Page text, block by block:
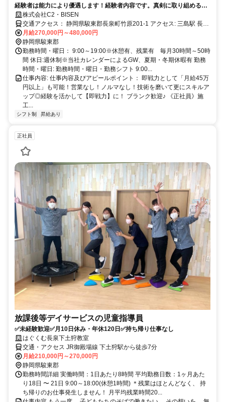
フ・車の加工スタッフ・沼津・三島・長泉町
経験者は能力により優遇します！経験者内容です。真剣に取り組める方
お待ちしております！ 経験者・U・Iターン歓迎
株式会社C2・BISEN
交通アクセス： 静岡県駿東郡長泉町竹原201-1 アクセス: 三島駅 長泉
町下土狩駅
月給270,000円～480,000円
静岡県駿東郡
勤務時間・曜日： 9:00～19:00※休憩有、残業有 毎月30時間～50時
間 休日:週休制※当社カレンダーによるGW、夏期・冬期休暇有 勤務
時間・曜日: 勤務時間・曜日・勤務シフト 9:00...
仕事内容: 仕事内容及びアピールポイント： 即戦力として「月給45万
円以上」も可能！営業なし！ノルマなし！技術を磨いて更にスキルア
ップ◎経験を活かして【即戦力】に！ ブランク歓迎♪ 《正社員》施
工...
シフト制 昇給あり
正社員
放課後等デイサービスの児童指導員
✅未経験歓迎✅月10日休み・年休120日✅持ち帰り仕事なし
はぐくむ長泉下土狩教室
交通・アクセス JR御殿場線 下土狩駅から徒歩7分
月給210,000円～270,000円
静岡県駿東郡
勤務時間詳細 実働時間：1日あたり8時間 平均勤務日数：1ヶ月あた
り18日 〜 21日 9:00～18:00(休憩1時間) ＊残業はほとんどなく、 持
ち帰りのお仕事発生しません！ 月平均残業時間20...